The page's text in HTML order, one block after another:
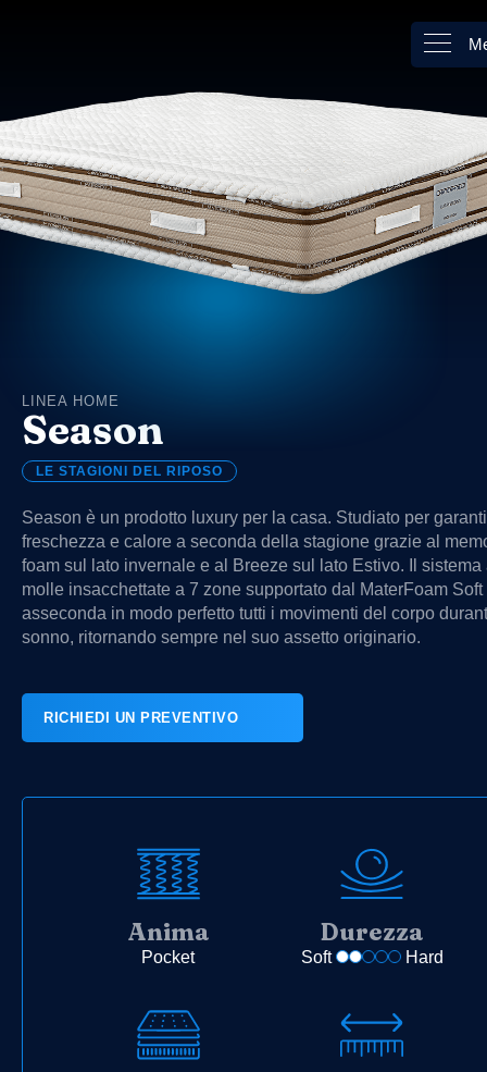
LINEA HOME
Season
LE STAGIONI DEL RIPOSO
Season è un prodotto luxury per la casa. Studiato per
freschezza e calore a seconda della stagione grazie al
foam sul lato invernale e al Breeze sul lato Estivo. Il sistema
molle insacchettate a 7 zone supportato dal MaterFoam Soft
asseconda in modo perfetto tutti i movimenti del corpo
sonno, ritornando sempre nel suo assetto originario.
RICHIEDI UN PREVENTIVO
Anima
Pocket
Durezza
Soft Hard